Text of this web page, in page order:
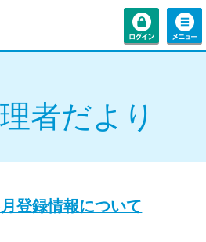
者だより
登録情報について